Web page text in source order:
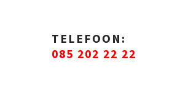
TELEFOON :
085 202 22 22